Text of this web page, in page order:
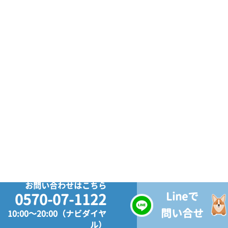
お問い合わせはこちら
0570-07-1122
10:00～20:00（ナビダイヤ
ル）
Lineで
問い合せ